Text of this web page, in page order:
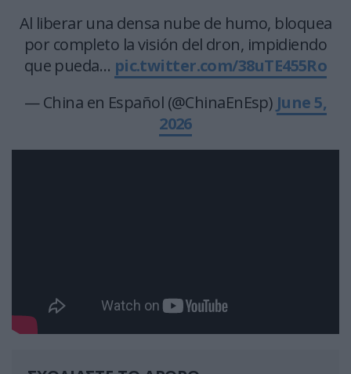
Al liberar una densa nube de humo, bloquea
por completo la visión del dron, impidiendo
que pueda… pic.twitter.com/38uTE455Ro
— China en Español (@ChinaEnEsp) June 5,
2026